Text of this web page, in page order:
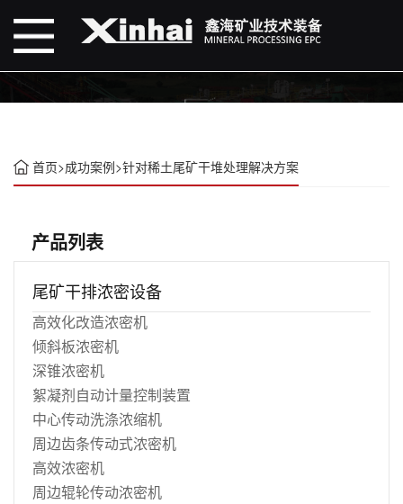
首页>成功案例>针对稀土尾矿干堆处理解决方案
产品列表
尾矿干排浓密设备
高效化改造浓密机
倾斜板浓密机
深锥浓密机
絮凝剂自动计量控制装置
中心传动洗涤浓缩机
周边齿条传动式浓密机
高效浓密机
周边辊轮传动浓密机